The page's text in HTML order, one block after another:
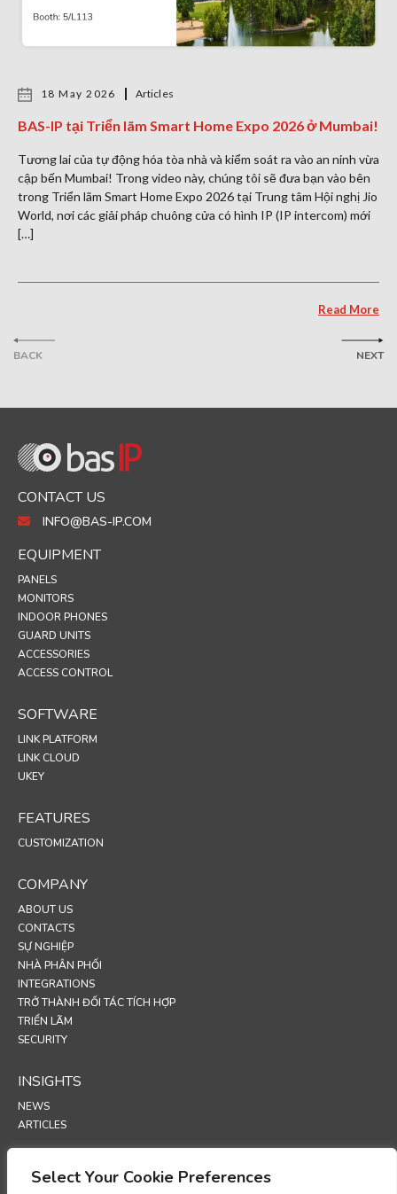
Select Your Cookie Preferences
BACK
18 May 2026 Articles
BAS-IP tại Triển lãm Smart Home Expo 2026 ở Mumbai!
Tương lai của tự động hóa tòa nhà và kiểm soát ra vào an ninh vừa
cập bến Mumbai! Trong video này, chúng tôi sẽ đưa bạn vào bên
trong Triển lãm Smart Home Expo 2026 tại Trung tâm Hội nghị Jio
World, nơi các giải pháp chuông cửa có hình IP (IP intercom) mới
[…]
Read More
NEXT
CONTACT US
INFO@BAS-IP.COM
EQUIPMENT
PANELS
MONITORS
INDOOR PHONES
GUARD UNITS
ACCESSORIES
ACCESS CONTROL
SOFTWARE
LINK PLATFORM
LINK CLOUD
UKEY
FEATURES
CUSTOMIZATION
COMPANY
ABOUT US
CONTACTS
SỰ NGHIỆP
NHÀ PHÂN PHỐI
INTEGRATIONS
TRỞ THÀNH ĐỐI TÁC TÍCH HỢP
TRIỂN LÃM
SECURITY
INSIGHTS
NEWS
ARTICLES
SUPPORT